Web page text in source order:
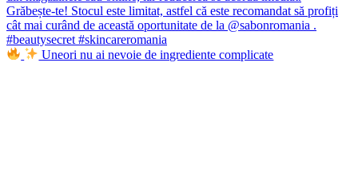
Uneori nu ai nevoie de ingrediente complicate